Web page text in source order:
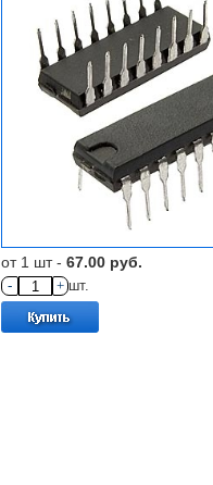
от 1 шт - 67.00 руб.
- + шт.